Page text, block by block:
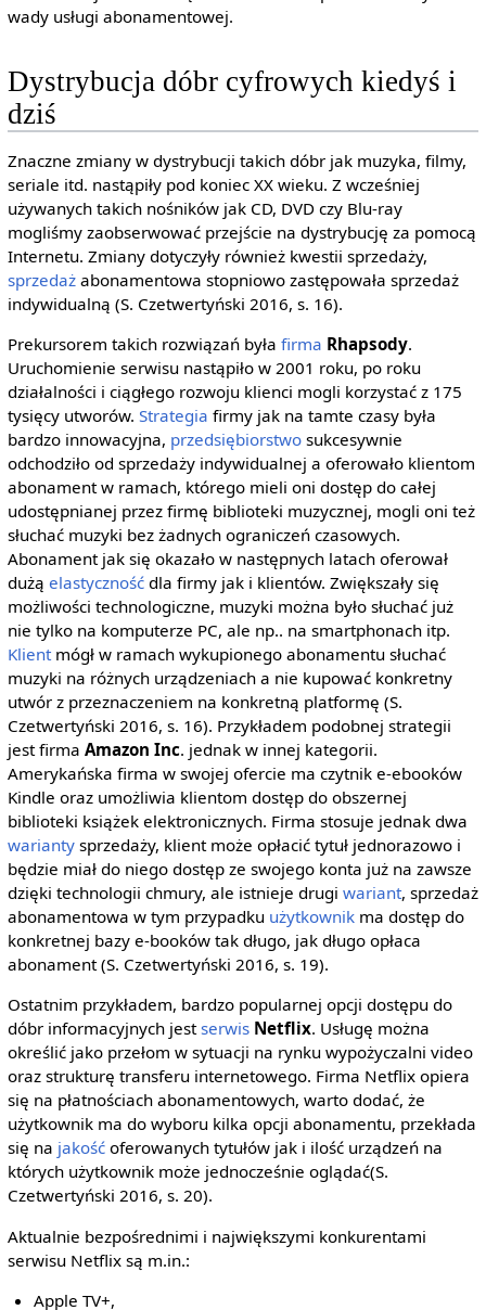
wady usługi abonamentowej.
Dystrybucja dóbr cyfrowych kiedyś i
dziś
Znaczne zmiany w dystrybucji takich dóbr jak muzyka, filmy,
seriale itd. nastąpiły pod koniec XX wieku. Z wcześniej
używanych takich nośników jak CD, DVD czy Blu-ray
mogliśmy zaobserwować przejście na dystrybucję za pomocą
Internetu. Zmiany dotyczyły również kwestii sprzedaży,
sprzedażabonamentowa stopniowo zastępowała sprzedaż
indywidualną (S. Czetwertyński 2016, s. 16).
Prekursorem takich rozwiązań była firma Rhapsody.
Uruchomienie serwisu nastąpiło w 2001 roku, po roku
działalności i ciągłego rozwoju klienci mogli korzystać z 175
tysięcy utworów. Strategia firmy jak na tamte czasy była
bardzo innowacyjna, przedsiębiorstwosukcesywnie
odchodziło od sprzedaży indywidualnej a oferowało klientom
abonament w ramach, którego mieli oni dostęp do całej
udostępnianej przez firmę biblioteki muzycznej, mogli oni też
słuchać muzyki bez żadnych ograniczeń czasowych.
Abonament jak się okazało w następnych latach oferował
dużą elastycznośćdla firmy jak i klientów. Zwiększały się
możliwości technologiczne, muzyki można było słuchać już
nie tylko na komputerze PC, ale np.. na smartphonach itp.
Klientmógł w ramach wykupionego abonamentu słuchać
muzyki na różnych urządzeniach a nie kupować konkretny
utwór z przeznaczeniem na konkretną platformę (S.
Czetwertyński 2016, s. 16). Przykładem podobnej strategii
jest firma Amazon Inc. jednak w innej kategorii.
Amerykańska firma w swojej ofercie ma czytnik e-ebooków
Kindle oraz umożliwia klientom dostęp do obszernej
biblioteki książek elektronicznych. Firma stosuje jednak dwa
wariantysprzedaży, klient może opłacić tytuł jednorazowo i
będzie miał do niego dostęp ze swojego konta już na zawsze
dzięki technologii chmury, ale istnieje drugi wariant, sprzedaż
abonamentowa w tym przypadku użytkownikma dostęp do
konkretnej bazy e-booków tak długo, jak długo opłaca
abonament (S. Czetwertyński 2016, s. 19).
Ostatnim przykładem, bardzo popularnej opcji dostępu do
dóbr informacyjnych jestserwis Netflix. Usługę można
określić jako przełom w sytuacji na rynku wypożyczalni video
oraz strukturę transferu internetowego. Firma Netflix opiera
się na płatnościach abonamentowych, warto dodać, że
użytkownik ma do wyboru kilka opcji abonamentu, przekłada
się na jakośćoferowanych tytułów jak i ilość urządzeń na
których użytkownik może jednocześnie oglądać(S.
Czetwertyński 2016, s. 20).
Aktualnie bezpośrednimi i największymi konkurentami
serwisu Netflix są m.in.:
Apple TV+,